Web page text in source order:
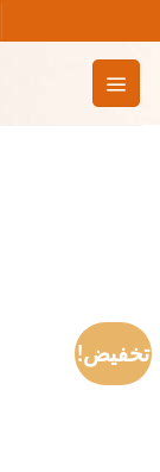
للمحتوى
تخفيض!